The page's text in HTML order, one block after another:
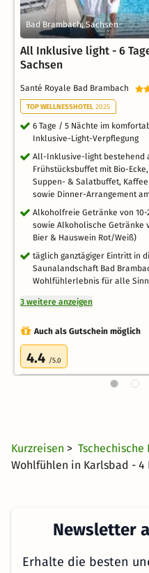
Bad Brambach, Sachsen
All Inklusive light - 6
Sachsen
Santé Royale Bad Brambach
TOP WELLNESSHOTEL 2025
6 Tage / 5 Nächte im
Inklusive-Light-Verpflegung
All-Inklusive-light bestehend
Frühstücksbuffet mit Bio-
Suppen- & Salatbuffet,
sowie Dinner-Arrangement
Alkoholfreie Getränke von
sowie Alkoholische Getränke
Bier & Hauswein Rot/Weiß)
täglich ganztägiger Eintritt in
Saunalandschaft Bad
Wohlfühlerlebnis für alle
3 weitere anzeigen
Auch als Gutschein möglich
4.4 /5.0
Kurzreisen >
Wohlfühlen in Karlsbad - 4
Newsletter
Erhalte die besten